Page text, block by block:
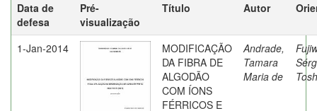
Data de
defesa
Pré-
visualização
Título Autor
1-Jan-2014
MODIFICAÇÃO
DA FIBRA DE
ALGODÃO
COM ÍONS
FÉRRICOS E
Andrade,
Tamara
Maria de